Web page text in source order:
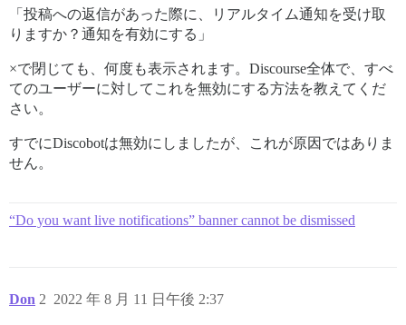
「投稿への返信があった際に、リアルタイム通知を受け取
りますか？通知を有効にする」
×で閉じても、何度も表示されます。Discourse全体で、すべ
てのユーザーに対してこれを無効にする方法を教えてくだ
さい。
すでにDiscobotは無効にしましたが、これが原因ではありま
せん。
“Do you want live notifications” banner cannot be dismissed
Don 2022 年 8 月 11 日午後 2:37
2